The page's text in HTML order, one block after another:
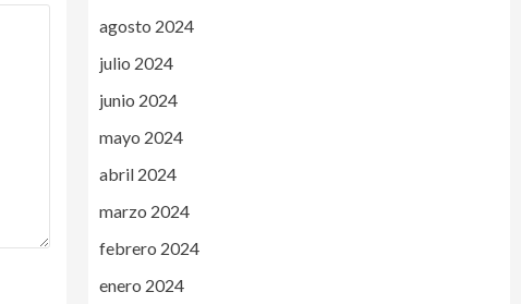
agosto 2024
julio 2024
junio 2024
mayo 2024
abril 2024
marzo 2024
febrero 2024
enero 2024